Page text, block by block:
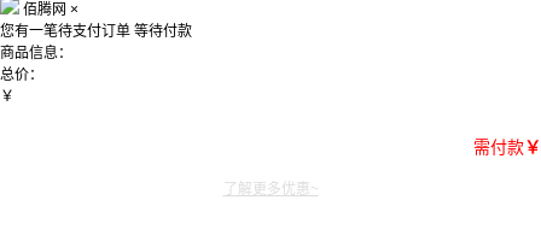
佰腾网 ×
您有一笔待支付订单 等待付款
商品信息：
总价：
￥
需付款￥
了解更多优惠~